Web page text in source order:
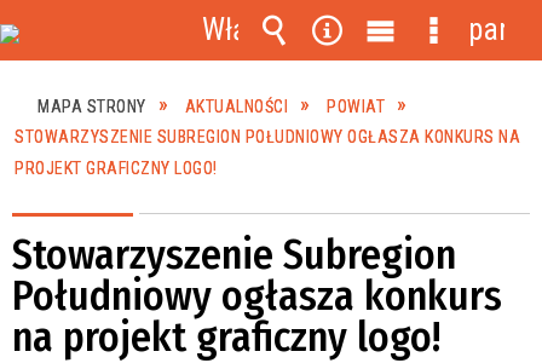
MAPA STRONY AKTUALNOŚCI
POWIAT
STOWARZYSZENIE SUBREGION POŁUDNIOWY OGŁASZA KONKURS NA
PROJEKT GRAFICZNY LOGO!
Stowarzyszenie Subregion
Południowy ogłasza konkurs
na projekt graficzny logo!
Włącz
powiadomienia
Wyszukiwarka
Narzędzia
Menu
główne
Menu
panel